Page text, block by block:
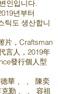
인입니다.
년부터
틱도 생산합니
片，Craftsman
言人，2019年
發行個人型
華 、 、 陳奕
勤 、 、 容祖